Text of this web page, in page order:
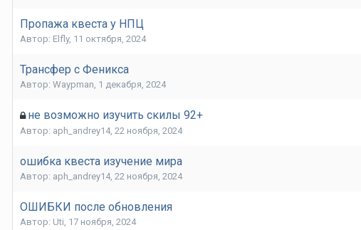
Пропажа квеста у НПЦ
Автор: Elfly, 11 октября, 2024
Трансфер с Феникса
Автор: Waypman, 1 декабря, 2024
не возможно изучить скилы 92+
Автор: aph_andrey14, 22 ноября, 2024
ошибка квеста изучение мира
Автор: aph_andrey14, 22 ноября, 2024
ОШИБКИ после обновления
Автор: Uti, 17 ноября, 2024